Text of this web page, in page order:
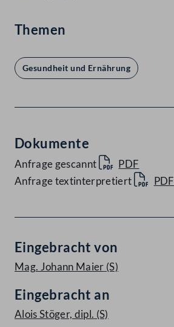
Themen
Gesundheit und Ernährung
Dokumente
Anfrage gescannt
PDF
Anfrage textinterpretiert
PDF
Eingebracht von
Mag. Johann Maier (S)
Eingebracht an
Alois Stöger, dipl. (S)